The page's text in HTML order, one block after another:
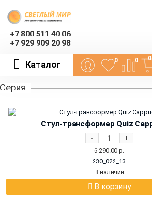
+7 800 511 40 06
+7 929 909 20 98
Каталог 0 0 0
Серия
Стул-трансформер Quiz
- +
6 290.00 р.
230_022_13
В наличии
В корзину